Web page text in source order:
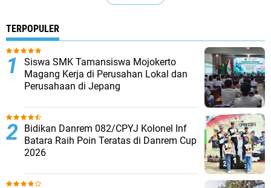
TERPOPULER
Siswa SMK Tamansiswa Mojokerto
Magang Kerja di Perusahan Lokal dan
Perusahaan di Jepang
Bidikan Danrem 082/CPYJ Kolonel Inf
Batara Raih Poin Teratas di Danrem Cup
2026